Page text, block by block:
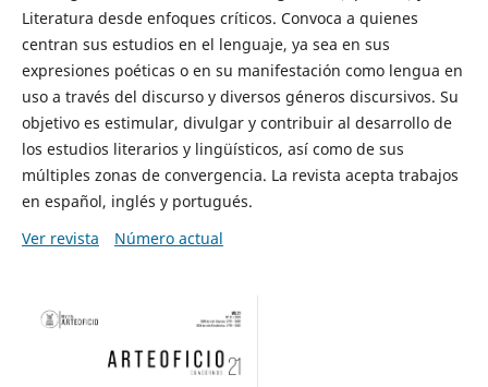
Literatura desde enfoques críticos. Convoca a quienes
centran sus estudios en el lenguaje, ya sea en sus
expresiones poéticas o en su manifestación como lengua en
uso a través del discurso y diversos géneros discursivos. Su
objetivo es estimular, divulgar y contribuir al desarrollo de
los estudios literarios y lingüísticos, así como de sus
múltiples zonas de convergencia. La revista acepta trabajos
en español, inglés y portugués.
Ver revista
Número actual